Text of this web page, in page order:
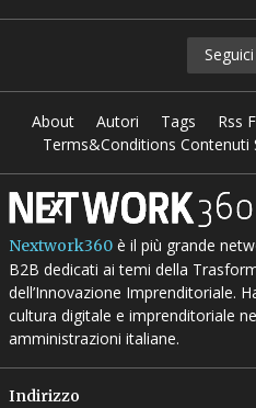
Seguici
About Autori Tags Rss
Terms&Conditions Contenuti
Nextwork360è il più grande
B2B dedicati ai temi della
dell’Innovazione Imprenditoriale.
cultura digitale e imprenditoriale
amministrazioni italiane.
Indirizzo